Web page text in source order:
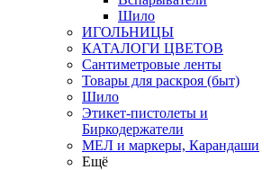
Шило
ИГОЛЬНИЦЫ
КАТАЛОГИ ЦВЕТОВ
Сантиметровые ленты
Товары для раскроя (быт)
Шило
Этикет-пистолеты и
Биркодержатели
МЕЛ и маркеры, Карандаши
Ещё